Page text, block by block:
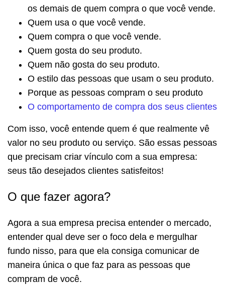
os demais de quem compra o que você vende.
Quem usa o que você vende.
Quem compra o que você vende.
Quem gosta do seu produto.
Quem não gosta do seu produto.
O estilo das pessoas que usam o seu produto.
Porque as pessoas compram o seu produto
O comportamento de compra dos seus clientes
Com isso, você entende quem é que realmente vê
valor no seu produto ou serviço. São essas pessoas
que precisam criar vínculo com a sua empresa:
seus tão desejados clientes satisfeitos!
O que fazer agora?
Agora a sua empresa precisa entender o mercado,
entender qual deve ser o foco dela e mergulhar
fundo nisso, para que ela consiga comunicar de
maneira única o que faz para as pessoas que
compram de você.